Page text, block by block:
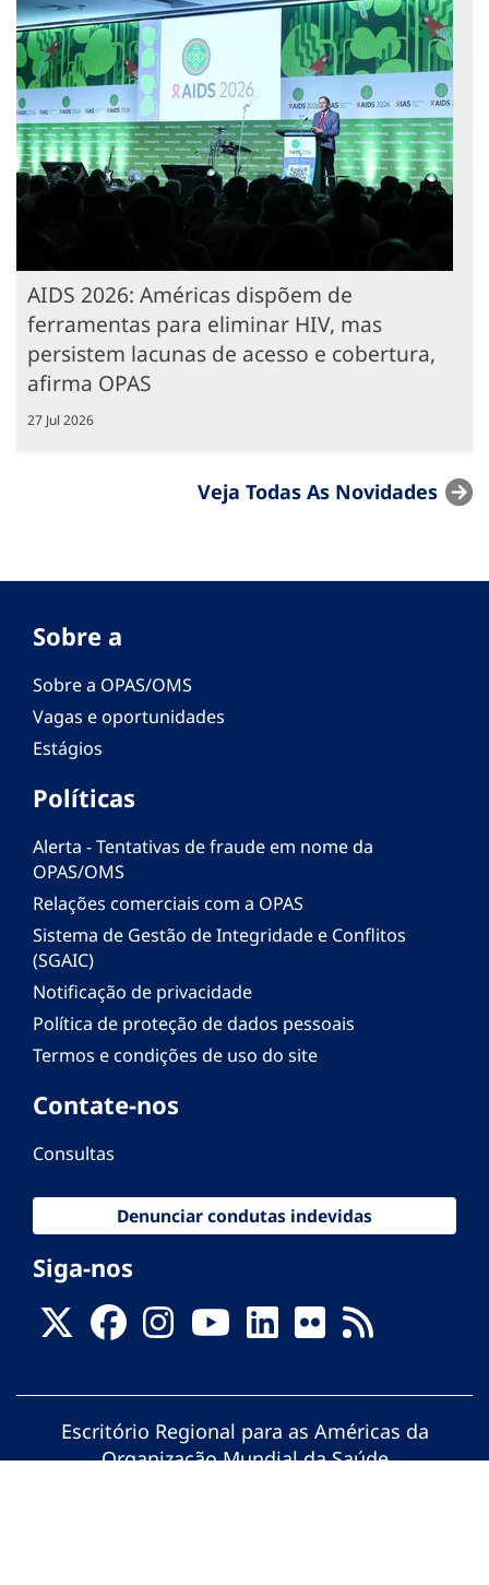
AIDS 2026: Américas dispõem de
ferramentas para eliminar HIV, mas
persistem lacunas de acesso e cobertura,
afirma OPAS
27 Jul 2026
Veja Todas As Novidades
Sobre a
Sobre a OPAS/OMS
Vagas e oportunidades
Estágios
Políticas
Alerta - Tentativas de fraude em nome da
OPAS/OMS
Relações comerciais com a OPAS
Sistema de Gestão de Integridade e Conflitos
(SGAIC)
Notificação de privacidade
Política de proteção de dados pessoais
Termos e condições de uso do site
Contate-nos
Consultas
Denunciar condutas indevidas
Siga-nos
Escritório Regional para as Américas da
Organização Mundial da Saúde